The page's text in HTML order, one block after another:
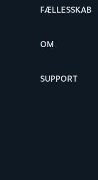
FÆLLESSKAB
OM
SUPPORT